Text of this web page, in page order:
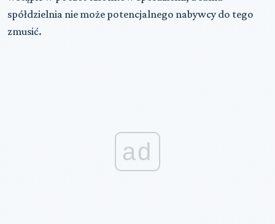
spółdzielnia nie może potencjalnego nabywcy do tego
zmusić.
ad